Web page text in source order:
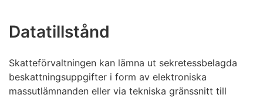
Datatillstånd
Skatteförvaltningen kan lämna ut sekretessbelagda
beskattningsuppgifter i form av elektroniska
massutlämnanden eller via tekniska gränssnitt till